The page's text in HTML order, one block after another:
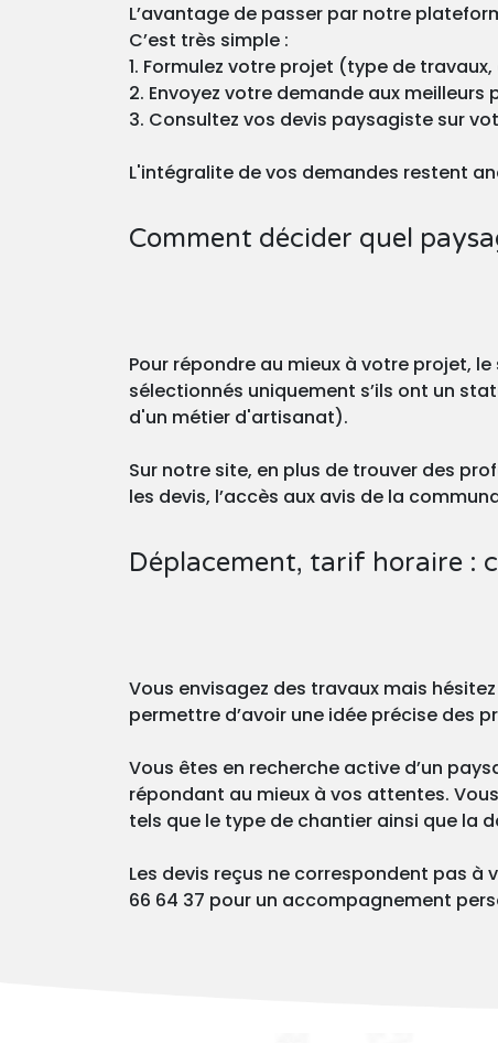
L’avantage de passer par notre
C’est très simple :
1. Formulez votre projet (type de
2. Envoyez votre demande aux meilleurs
3. Consultez vos devis paysagiste sur
L'intégralite de vos demandes restent
Comment décider quel
Pour répondre au mieux à votre projet,
sélectionnés uniquement s’ils ont un
d'un métier d'artisanat).
Sur notre site, en plus de trouver des
les devis, l’accès aux avis de la
Déplacement, tarif horaire :
Vous envisagez des travaux mais
permettre d’avoir une idée précise des
Vous êtes en recherche active d’un
répondant au mieux à vos attentes.
tels que le type de chantier ainsi que la
Les devis reçus ne correspondent pas
66 64 37 pour un accompagnement